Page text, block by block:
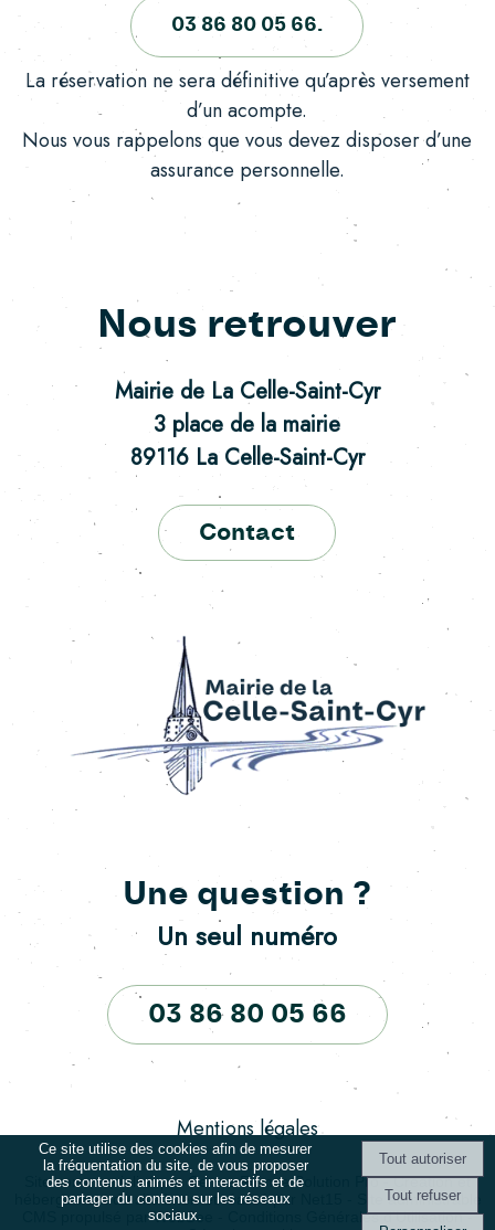
03 86 80 05 66.
La réservation ne sera définitive qu’après versement
d’un acompte.
Nous vous rappelons que vous devez disposer d’une
assurance personnelle.
Nous retrouver
Mairie de La Celle-Saint-Cyr
3 place de la mairie
89116 La Celle-Saint-Cyr
Contact
Une question ?
Un seul numéro
03 86 80 05 66
Mentions légales
Site commercialisé par Centre France Solution Pro-Création et
hébergement du site Internet réalisé par Net15
Site administrable
CMS propulsé par WebSee
Conditions Générales d'Utilisation-
Ce site utilise des cookies afin de mesurer
la fréquentation du site, de vous proposer
des contenus animés et interactifs et de
partager du contenu sur les réseaux
sociaux.